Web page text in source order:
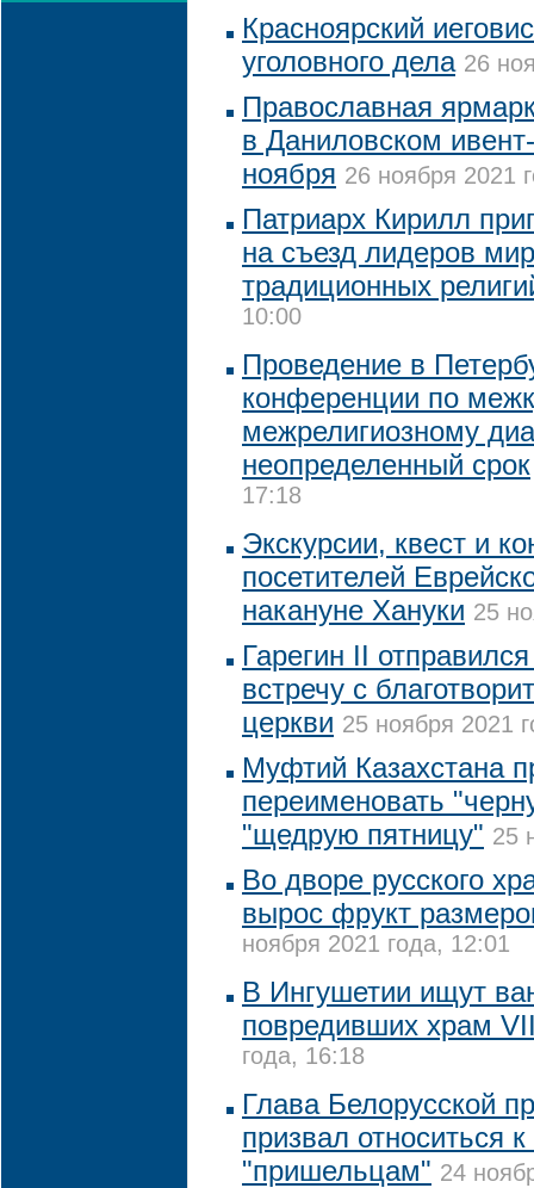
Красноярский
уголовного дела 26
Православная
в Даниловском
ноября 26 ноября 2021
Патриарх Кирилл
на съезд лидеров
традиционных
10:00
Проведение в
конференции по
межрелигиозному
неопределенный срок
17:18
Экскурсии, квест и
посетителей
накануне Хануки 25
Гарегин II
встречу с
церкви 25 ноября 2021
Муфтий Казахстана
переименовать
"щедрую пятницу" 25
Во дворе русского
вырос фрукт
ноября 2021 года, 12:01
В Ингушетии ищут
повредивших храм
года, 16:18
Глава Белорусской
призвал относиться
"пришельцам" 24